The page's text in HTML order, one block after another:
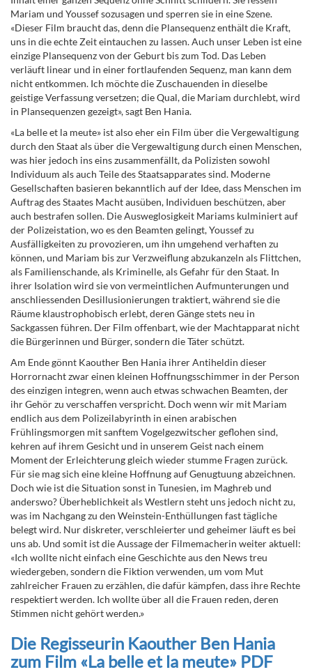
Mariam und Youssef sozusagen und sperren sie in eine Szene.
«Dieser Film braucht das, denn die Plansequenz enthält die Kraft,
uns in die echte Zeit eintauchen zu lassen. Auch unser Leben ist eine
einzige Plansequenz von der Geburt bis zum Tod. Das Leben
verläuft linear und in einer fortlaufenden Sequenz, man kann dem
nicht entkommen. Ich möchte die Zuschauenden in dieselbe
geistige Verfassung versetzen; die Qual, die Mariam durchlebt, wird
in Plansequenzen gezeigt», sagt Ben Hania.
«La belle et la meute» ist also eher ein Film über die Vergewaltigung
durch den Staat als über die Vergewaltigung durch einen Menschen,
was hier jedoch ins eins zusammenfällt, da Polizisten sowohl
Individuum als auch Teile des Staatsapparates sind. Moderne
Gesellschaften basieren bekanntlich auf der Idee, dass Menschen im
Auftrag des Staates Macht ausüben, Individuen beschützen, aber
auch bestrafen sollen. Die Ausweglosigkeit Mariams kulminiert auf
der Polizeistation, wo es den Beamten gelingt, Youssef zu
Ausfälligkeiten zu provozieren, um ihn umgehend verhaften zu
können, und Mariam bis zur Verzweiflung abzukanzeln als Flittchen,
als Familienschande, als Kriminelle, als Gefahr für den Staat. In
ihrer Isolation wird sie von vermeintlichen Aufmunterungen und
anschliessenden Desillusionierungen traktiert, während sie die
Räume klaustrophobisch erlebt, deren Gänge stets neu in
Sackgassen führen. Der Film offenbart, wie der Machtapparat nicht
die Bürgerinnen und Bürger, sondern die Täter schützt.
Am Ende gönnt Kaouther Ben Hania ihrer Antiheldin dieser
Horrornacht zwar einen kleinen Hoffnungsschimmer in der Person
des einzigen integren, wenn auch etwas schwachen Beamten, der
ihr Gehör zu verschaffen verspricht. Doch wenn wir mit Mariam
endlich aus dem Polizeilabyrinth in einen arabischen
Frühlingsmorgen mit sanftem Vogelgezwitscher geflohen sind,
kehren auf ihrem Gesicht und in unserem Geist nach einem
Moment der Erleichterung gleich wieder stumme Fragen zurück.
Für sie mag sich eine kleine Hoffnung auf Genugtuung abzeichnen.
Doch wie ist die Situation sonst in Tunesien, im Maghreb und
anderswo? Überheblichkeit als Westlern steht uns jedoch nicht zu,
was im Nachgang zu den Weinstein-Enthüllungen fast tägliche
belegt wird. Nur diskreter, verschleierter und geheimer läuft es bei
uns ab. Und somit ist die Aussage der Filmemacherin weiter aktuell:
«Ich wollte nicht einfach eine Geschichte aus den News treu
wiedergeben, sondern die Fiktion verwenden, um vom Mut
zahlreicher Frauen zu erzählen, die dafür kämpfen, dass ihre Rechte
respektiert werden. Ich wollte über all die Frauen reden, deren
Stimmen nicht gehört werden.»
Die Regisseurin Kaouther Ben Hania
zum Film «La belle et la meute» PDF